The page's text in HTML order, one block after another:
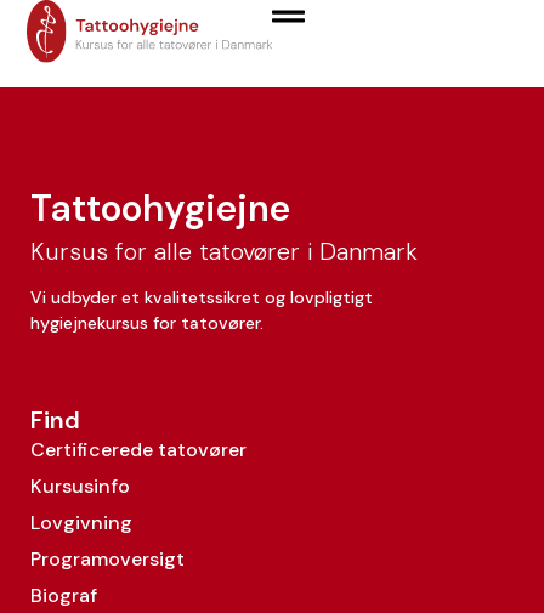
Mie Engelsted
Tattoohygiejne
Kursus for alle tatovører i Danmark
Vi udbyder et kvalitetssikret og lovpligtigt
hygiejnekursus for tatovører.
Find
Certificerede tatovører
Kursusinfo
Lovgivning
Programoversigt
Biograf